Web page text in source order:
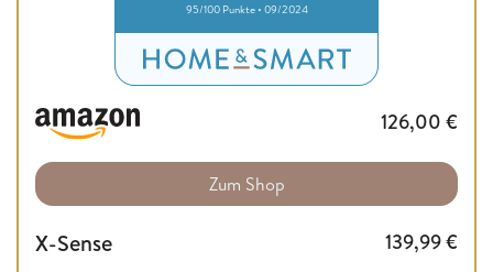
95/100 Punkte • 09/2024
126,00 €
Zum Shop
X-Sense 139,99€